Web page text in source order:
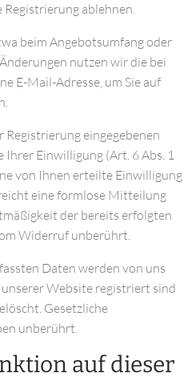
ablehnen.
beim Angebotsumfang oder
nutzen wir die bei
E-Mail-Adresse, um Sie auf
Registrierung eingegebenen
Einwilligung (Art. 6 Abs. 1
von Ihnen erteilte Einwilligung
eine formlose Mitteilung
der bereits erfolgten
Widerruf unberührt.
Daten werden von uns
unserer Website registriert sind
Gesetzliche
unberührt.
auf dieser